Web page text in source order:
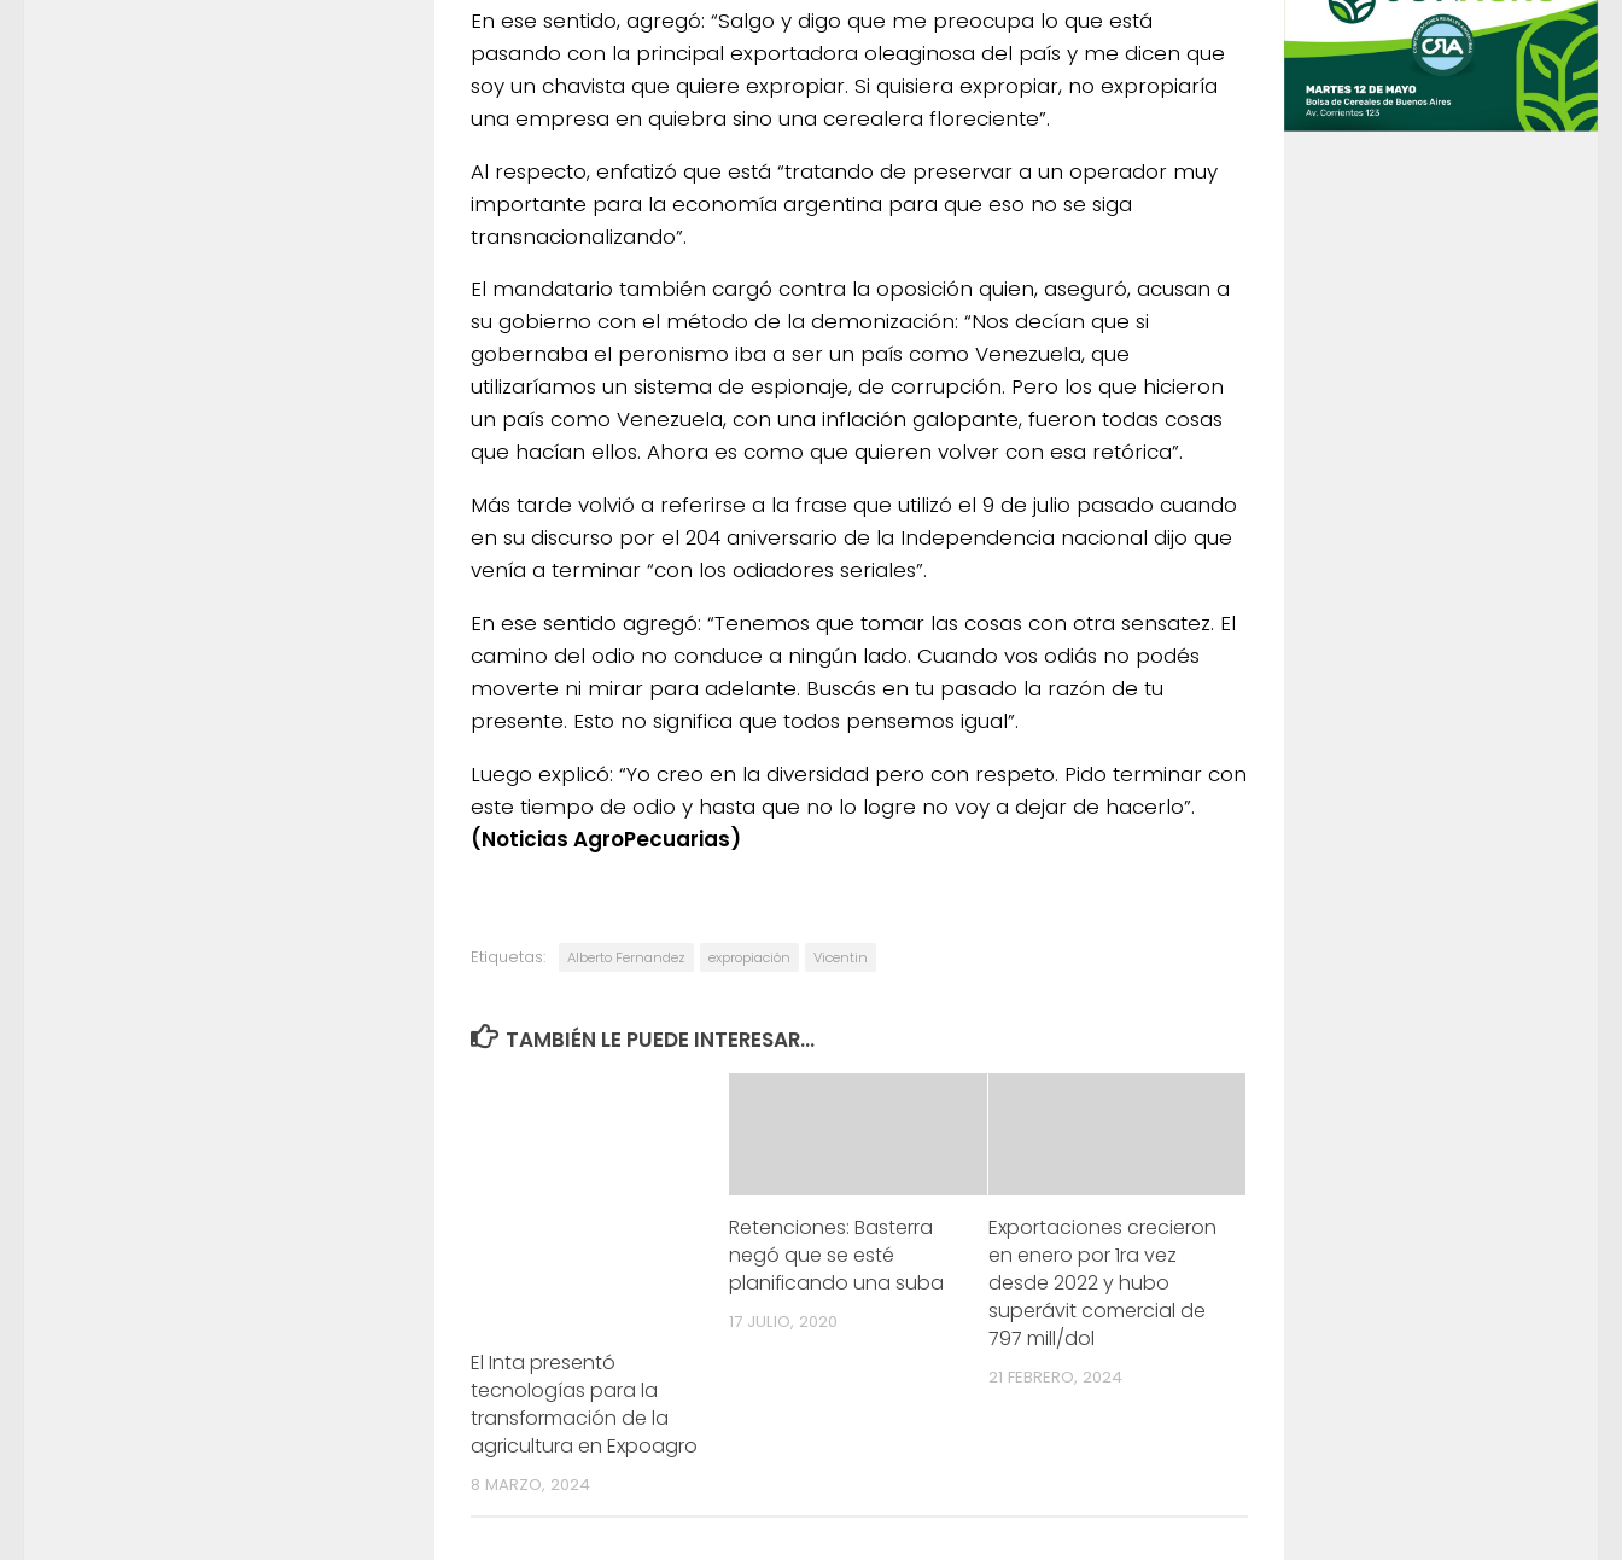
En ese sentido, agregó: “Salgo y digo que me preocupa lo que está
pasando con la principal exportadora oleaginosa del país y me dicen que
soy un chavista que quiere expropiar. Si quisiera expropiar, no expropiaría
una empresa en quiebra sino una cerealera floreciente”.
Al respecto, enfatizó que está “tratando de preservar a un operador muy
importante para la economía argentina para que eso no se siga
transnacionalizando”.
El mandatario también cargó contra la oposición quien, aseguró, acusan a
su gobierno con el método de la demonización: “Nos decían que si
gobernaba el peronismo iba a ser un país como Venezuela, que
utilizaríamos un sistema de espionaje, de corrupción. Pero los que hicieron
un país como Venezuela, con una inflación galopante, fueron todas cosas
que hacían ellos. Ahora es como que quieren volver con esa retórica”.
Más tarde volvió a referirse a la frase que utilizó el 9 de julio pasado cuando
en su discurso por el 204 aniversario de la Independencia nacional dijo que
venía a terminar “con los odiadores seriales”.
En ese sentido agregó: “Tenemos que tomar las cosas con otra sensatez. El
camino del odio no conduce a ningún lado. Cuando vos odiás no podés
moverte ni mirar para adelante. Buscás en tu pasado la razón de tu
presente. Esto no significa que todos pensemos igual”.
Luego explicó: “Yo creo en la diversidad pero con respeto. Pido terminar con
este tiempo de odio y hasta que no lo logre no voy a dejar de hacerlo”.
(Noticias AgroPecuarias)
Etiquetas: Alberto Fernandez expropiación Vicentin
TAMBIÉN LE PUEDE INTERESAR...
El Inta presentó
tecnologías para la
transformación de la
agricultura en Expoagro
8 MARZO, 2024
Retenciones: Basterra
negó que se esté
planificando una suba
17 JULIO, 2020
Exportaciones crecieron
en enero por 1ra vez
desde 2022 y hubo
superávit comercial de
797 mill/dol
21 FEBRERO, 2024